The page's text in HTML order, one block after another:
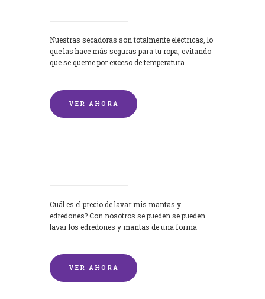
Nuestras secadoras son totalmente eléctricas, lo
que las hace más seguras para tu ropa, evitando
que se queme por exceso de temperatura.
VER AHORA
Cuál es el precio de lavar mis mantas y
edredones? Con nosotros se pueden se pueden
lavar los edredones y mantas de una forma
VER AHORA